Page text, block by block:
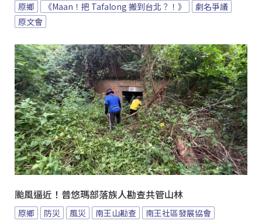
原鄉 《Maan！把 Tafalong 搬到台北？！》
劇名爭議
原文會
颱風逼近！普悠瑪部落族人勘查共管山林
原鄉 防災 風災 南王山勘查
南王社區發展協會